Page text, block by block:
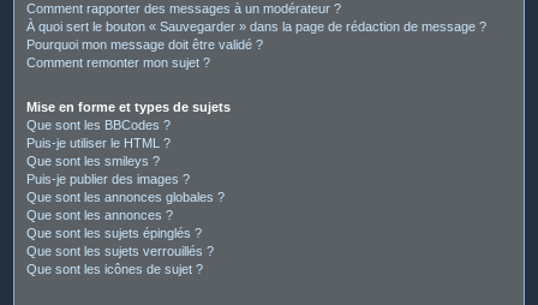
Comment rapporter des messages à un modérateur ?
À quoi sert le bouton « Sauvegarder » dans la page de rédaction de message ?
Pourquoi mon message doit être validé ?
Comment remonter mon sujet ?
Mise en forme et types de sujets
Que sont les BBCodes ?
Puis-je utiliser le HTML ?
Que sont les smileys ?
Puis-je publier des images ?
Que sont les annonces globales ?
Que sont les annonces ?
Que sont les sujets épinglés ?
Que sont les sujets verrouillés ?
Que sont les icônes de sujet ?